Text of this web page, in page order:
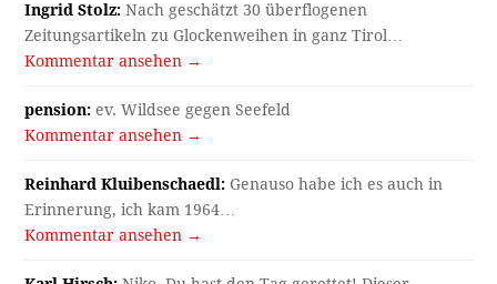
Ingrid Stolz: Nach geschätzt 30 überflogenen
Zeitungsartikeln zu Glockenweihen in ganz Tirol…
Kommentar ansehen →
pension: ev. Wildsee gegen Seefeld
Kommentar ansehen →
Reinhard Kluibenschaedl: Genauso habe ich es auch in
Erinnerung, ich kam 1964…
Kommentar ansehen →